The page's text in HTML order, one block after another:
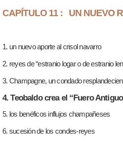
CAPÍTULO 11 : UN NUEVO
1. un nuevo aporte al crisol navarro
2. reyes de “estranio logar o de estranio
3. Champagne, un condado
4. Teobaldo crea el “Fuero
5. los benéficos influjos champañeses
6. sucesión de los condes-reyes